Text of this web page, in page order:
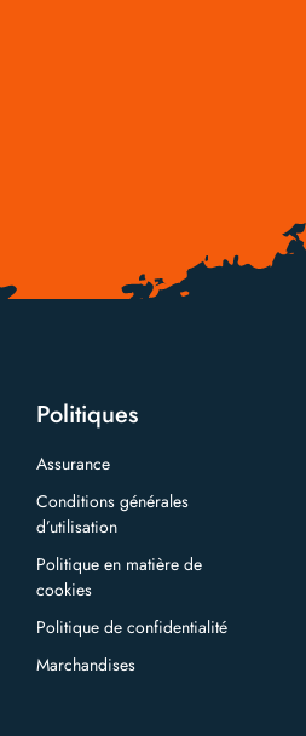
Politiques
Assurance
Conditions générales
d’utilisation
Politique en matière de
cookies
Politique de confidentialité
Marchandises